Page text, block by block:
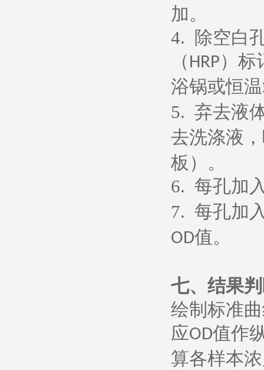
加。
4. 除空白
（ HRP）标
浴锅或恒
5. 弃去液
去洗涤液
板）。
6. 每孔加
7. 每孔加
OD值。
七、 结果
绘制标准
应OD值作
算各样本